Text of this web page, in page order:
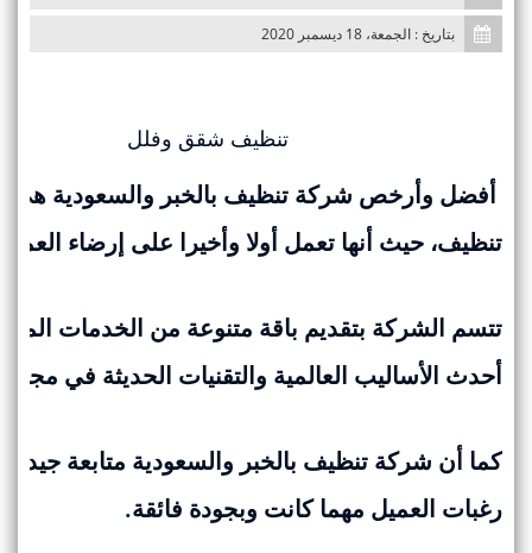
بتاريخ : الجمعة، 18 ديسمبر 2020
تنظيف شقق وفلل
أفضل وأرخص شركة تنظيف بالخبر والسعودية هي
تنظيف، حيث أنها تعمل أولا وأخيرا على إرضاء
تتسم الشركة بتقديم باقة متنوعة من الخدمات
أحدث الأساليب العالمية والتقنيات الحديثة في
كما أن شركة تنظيف بالخبر والسعودية متابعة جيدة
رغبات العميل مهما كانت وبجودة فائقة.